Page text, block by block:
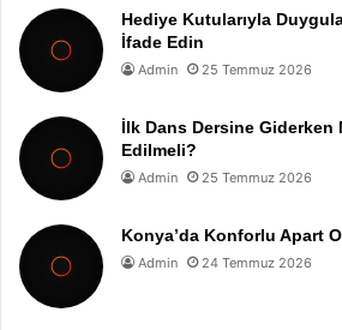
Hediye Kutularıyla
İfade Edin
Admin 25 Temmuz 2026
İlk Dans Dersine Giderken
Edilmeli?
Admin 25 Temmuz 2026
Konya’da Konforlu Apart
Admin 24 Temmuz 2026